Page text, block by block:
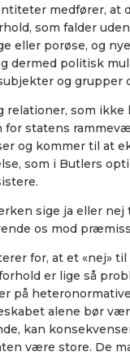
medfører, at
som falder
eller porøse, og
dermed politisk
og grupper
relationer, som ikke
statens
og kommer til at
som i Butlers
sige ja eller
os mod
for, at et «nej»
er lige så
på
alene bør
kan
være store. De